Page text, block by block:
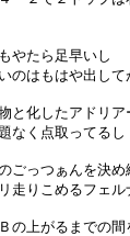
やたら足早いし
のはもはや出し
と化したアドリ
なく点取ってるし
ごっつぁんを決
走りこめるフェル
の上がるまでの